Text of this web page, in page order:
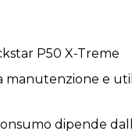
P50 X-Treme
e
dipende